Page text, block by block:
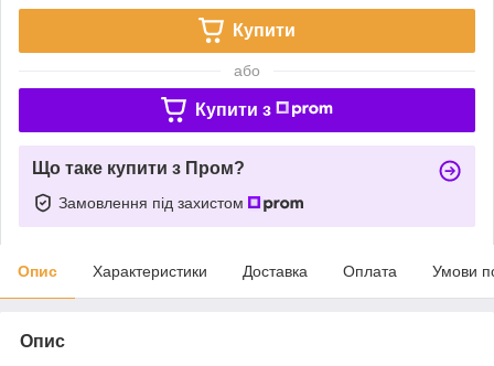
Купити
або
Купити з
Що таке купити з Пром?
Замовлення під захистом
Опис Характеристики Доставка Оплата Умови
Опис